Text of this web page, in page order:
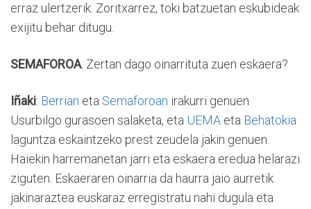
erraz ulertzerik. Zoritxarrez, toki batzuetan eskubideak
exijitu behar ditugu.
SEMAFOROA: Zertan dago oinarrituta zuen eskaera?
Iñaki: Berrian eta Semaforoan irakurri genuen
Usurbilgo gurasoen salaketa, eta UEMA eta Behatokia
laguntza eskaintzeko prest zeudela jakin genuen.
Haiekin harremanetan jarri eta eskaera eredua helarazi
ziguten. Eskaeraren oinarria da haurra jaio aurretik
jakinaraztea euskaraz erregistratu nahi dugula eta